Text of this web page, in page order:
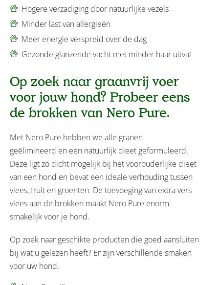
Hogere verzadiging door natuurlijke vezels
Minder last van allergieën
Meer energie verspreid over de dag
Gezonde glanzende vacht met minder haar uitval
Op zoek naar graanvrij voer
voor jouw hond? Probeer eens
de brokken van Nero Pure.
Met Nero Pure hebben we alle granen
geëlimineerd en een natuurlijk dieet geformuleerd.
Deze ligt zo dicht mogelijk bij het voorouderlijke dieet
van een hond en bevat een ideale verhouding tussen
vlees, fruit en groenten. De toevoeging van extra vers
vlees aan de brokken maakt Nero Pure enorm
smakelijk voor je hond.
Op zoek naar geschikte producten die goed aansluiten
bij wat u gelezen heeft? Er zijn verschillende smaken
voor uw hond.